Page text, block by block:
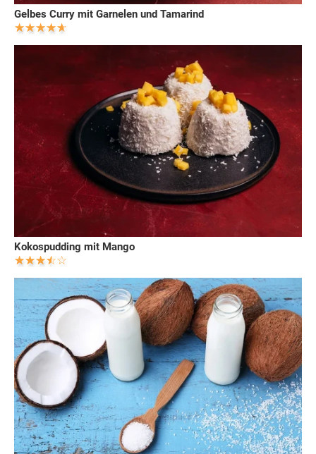
Gelbes Curry mit Garnelen und Tamarind
Kokospudding mit Mango